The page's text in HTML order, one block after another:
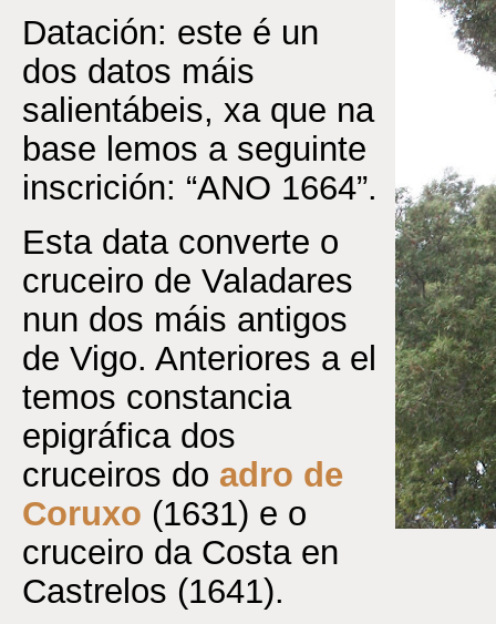
Datación: este é un
dos datos máis
salientábeis, xa que na
base lemos a seguinte
inscrición: “ANO 1664”.
Esta data converte o
cruceiro de Valadares
nun dos máis antigos
de Vigo. Anteriores a el
temos constancia
epigráfica dos
cruceiros do adro de
Coruxo (1631) e o
cruceiro da Costa en
Castrelos (1641).